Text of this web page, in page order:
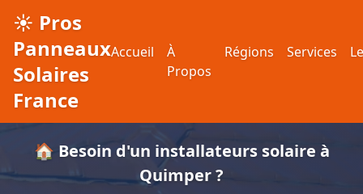
☀️ Pros
Panneaux
Solaires
France
Accueil
À
Propos
Régions Services
🏠 Besoin d'un installateurs solaire à
Quimper ?